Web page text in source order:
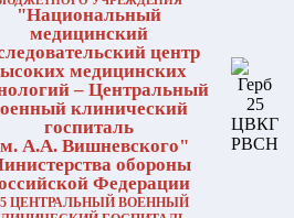
"Национальный
медицинский
центр
медицинских
– Центральный
клинический
госпиталь
А.А. Вишневского"
обороны
Федерации
ЦЕНТРАЛЬНЫЙ ВОЕННЫЙ